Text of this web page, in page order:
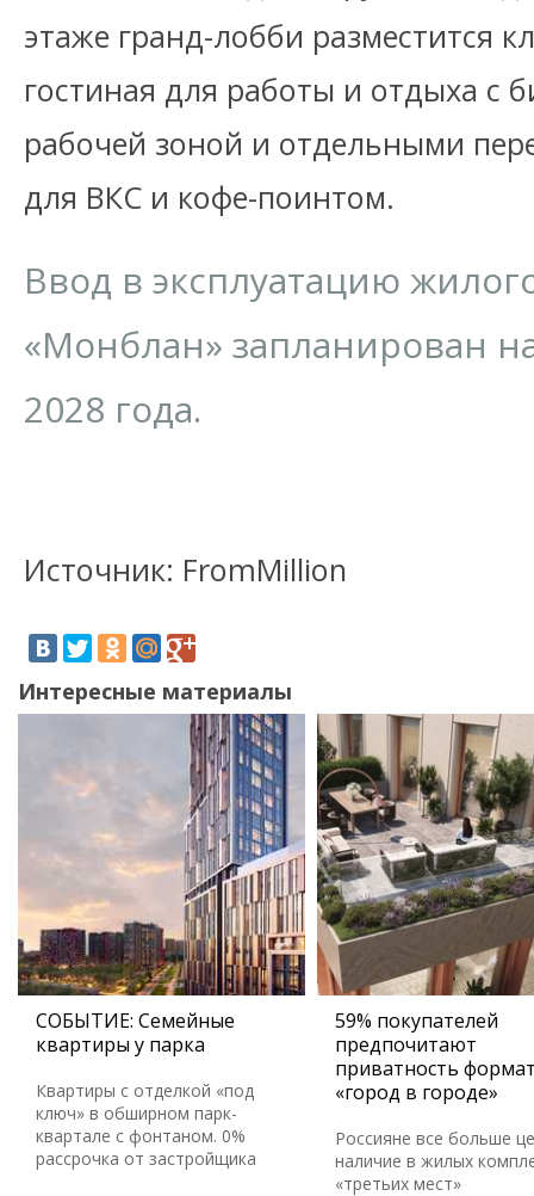
этаже гранд-лобби разместится
гостиная для работы и отдыха с
рабочей зоной и отдельными
для ВКС и кофе-поинтом.
Ввод в эксплуатацию
«Монблан» запланирован
2028 года.
Источник: FromMillion
Интересные материалы
СОБЫТИЕ: Семейные
квартиры у парка
Квартиры с отделкой «под
ключ» в обширном парк-
квартале с фонтаном. 0%
рассрочка от застройщика
59% покупателей
предпочитают
приватность
«город в городе»
Россияне все больше
наличие в жилых
«третьих мест»